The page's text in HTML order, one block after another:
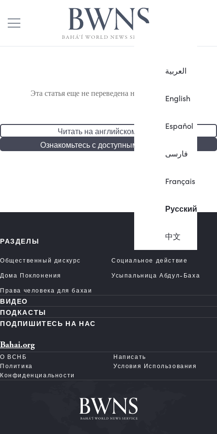
العربية
English
Español
فارسی
Français
Русский
中文
Эта статья еще не переведена на русский язык.
Читать на английском языке
Ознакомьтесь с доступными статьями
РАЗДЕЛЫ
Общественный дискурс
Социальное действие
Дома Поклонения
Усыпальница Абдул-Баха
Права человека для бахаи
ВИДЕО
ПОДКАСТЫ
ПОДПИШИТЕСЬ НА НАС
Bahai.org
О ВСНБ
Написать
Политика
Конфиденциальности
Условия Использования